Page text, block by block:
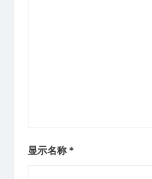
显示名称 *